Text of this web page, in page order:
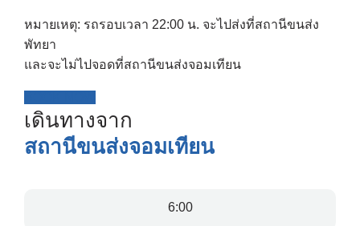
หมายเหตุ: รถรอบเวลา 22:00 น. จะไปส่งที่สถานีขนส่ง
พัทยา
และจะไม่ไปจอดที่สถานีขนส่งจอมเทียน
เดินทางจาก
สถานีขนส่งจอมเทียน
6:00